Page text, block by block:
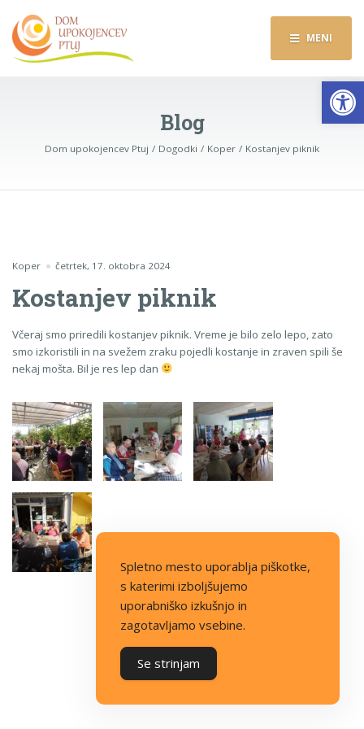
MENI
Blog
Dom upokojencev Ptuj Dogodki Koper Kostanjev piknik
Koper četrtek, 17. oktobra 2024
Kostanjev piknik
Včeraj smo priredili kostanjev piknik. Vreme je bilo zelo lepo, zato
smo izkoristili in na svežem zraku pojedli kostanje in zraven spili še
nekaj mošta. Bil je res lep dan
Spletno mesto uporablja piškotke,
s katerimi izboljšujemo
uporabniško izkušnjo in
zagotavljamo vsebine.
Se strinjam